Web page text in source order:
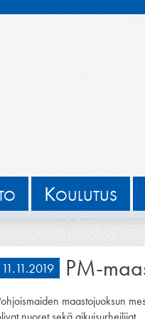
KOULUTUS
11.11.2019 PM-
maastojuoksun